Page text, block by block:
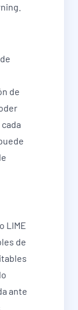
de
LIME
de
ante